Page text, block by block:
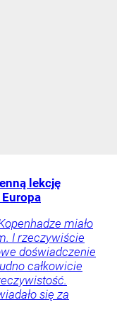
lekcję
miało
I rzeczywiście
doświadczenie
całkowicie
się za